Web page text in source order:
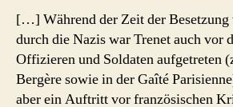
[…] Während der Zeit der Besetzung
durch die Nazis war Trenet auch vor
Offizieren und Soldaten aufgetreten
Bergère sowie in der Gaîté
aber ein Auftritt vor französischen